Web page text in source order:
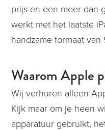
prijs en een meer dan
werkt met het laatste
handzame formaat van
Waarom Apple
Wij verhuren alleen
Kijk maar om je heen
apparatuur gebruikt,